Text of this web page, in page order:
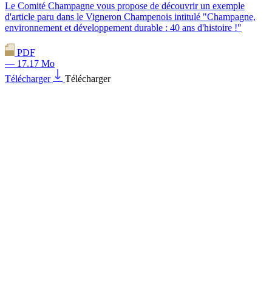
Le Comité Champagne vous propose de découvrir un exemple
d'article paru dans le Vigneron Champenois intitulé "Champagne,
environnement et développement durable : 40 ans d'histoire !"
PDF
— 17.17 Mo
Télécharger
Télécharger